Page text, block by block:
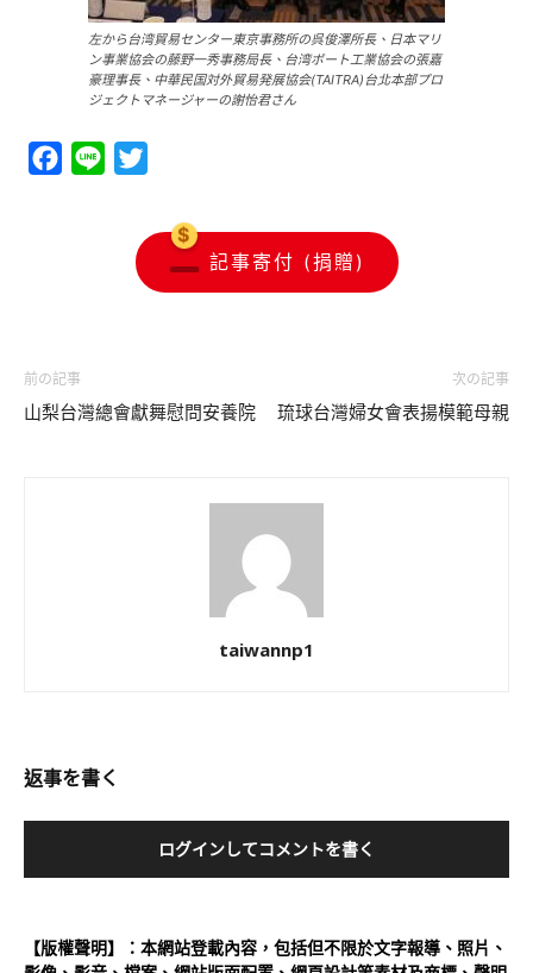
左から台湾貿易センター東京事務所の呉俊澤所長、日本マリ
ン事業協会の藤野一秀事務局長、台湾ボート工業協会の張嘉
豪理事長、中華民国対外貿易発展協会(TAITRA)台北本部プロ
ジェクトマネージャーの謝怡君さん
Facebook
Line
記事寄付 (捐贈)
前の記事
山梨台灣總會獻舞慰問安養院
次の記事
琉球台灣婦女會表揚模範母親
taiwannp1
返事を書く
ログインしてコメントを書く
【版權聲明】：本網站登載內容，包括但不限於文字報導、照片、